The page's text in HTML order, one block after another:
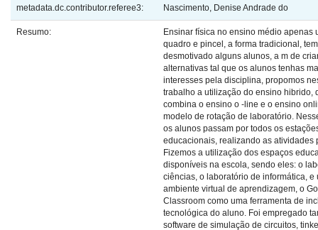
metadata.dc.contributor.referee3: Nascimento, Denise Andrade do
Resumo:
Ensinar física no ensino médio apenas
quadro e pincel, a forma tradicional, tem
desmotivado alguns alunos, a m de
alternativas tal que os alunos tenhas
interesses pela disciplina, propomos
trabalho a utilização do ensino hibrido,
combina o ensino o -line e o ensino
modelo de rotação de laboratório.
os alunos passam por todos os
educacionais, realizando as atividades
Fizemos a utilização dos espaços
disponíveis na escola, sendo eles: o
ciências, o laboratório de informática, e
ambiente virtual de aprendizagem, o
Classroom como uma ferramenta de
tecnológica do aluno. Foi empregado
software de simulação de circuitos,